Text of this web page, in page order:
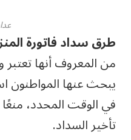
طرق سداد فاتورة
من المعروف أنها
يبحث عنها المواطنون
في الوقت المحدد،
تأخير السداد.